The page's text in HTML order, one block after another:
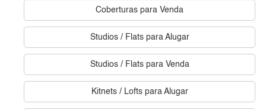
Coberturas para Venda
Studios / Flats para Alugar
Studios / Flats para Venda
Kitnets / Lofts para Alugar